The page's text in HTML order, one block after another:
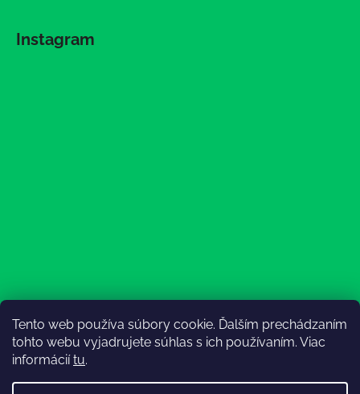
Tento web používa súbory cookie. Ďalším prechádzaním
tohto webu vyjadrujete súhlas s ich používaním. Viac
informáciítu.
Instagram
Sledovať na Instagrame